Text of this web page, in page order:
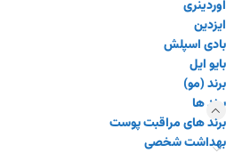
اوردینری
ایزدین
بادی اسپلش
بایو ایل
برند (مو)
برند ها
برند های مراقبت پوست
بهداشت شخصی